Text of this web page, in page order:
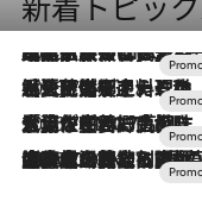
2026.7.31
【ホテル帰省】という選択肢をOMOが提案。家族とほどよい距離を保つには「昼は実家、夜は気兼ねなくホテルで！」
2026.7.24
【夏限定ディナーコース】旬を迎える稚鮎や花ズッキーニなどをイタリア・トスカーナの郷土料理の手法で満喫！
2026.7.17
「土佐和ハーブかき氷」がOMO7高知に登場！生姜、山椒、大葉など目にも舌にも涼を呼ぶ郷土の味
2026.7.10
NEW OPEN！【界 草津】名湯の地に誕生。趣の異なる2種の温泉と上州ならではの会席・蕎麦割烹など美食を味わう究極の癒やし旅